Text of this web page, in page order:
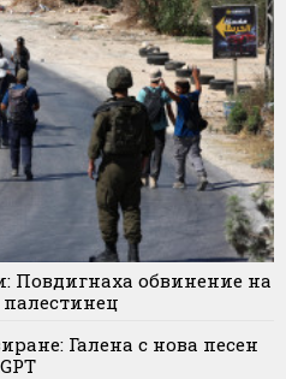
Повдигнаха обвинение на
Галена с нова песен